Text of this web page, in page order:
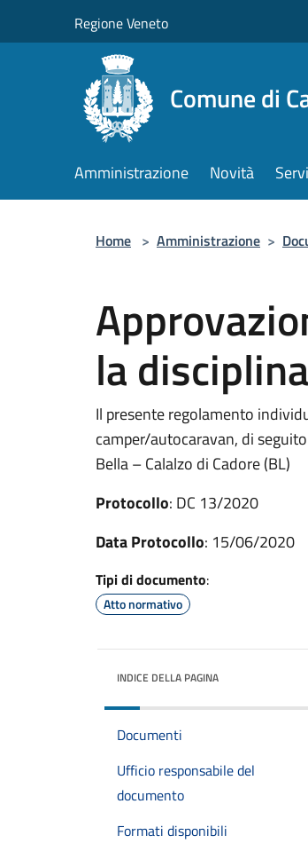
Regione Veneto
Comune di
Amministrazione Novità
Home > Amministrazione >
la
Il presente regolamento
camper/autocaravan, di
Bella – Calalzo di Cadore (BL)
Protocollo: DC 13/2020
Data Protocollo: 15/06/2020
Tipi di documento:
Atto normativo
INDICE DELLA PAGINA
Documenti
Ufficio responsabile del
documento
Formati disponibili